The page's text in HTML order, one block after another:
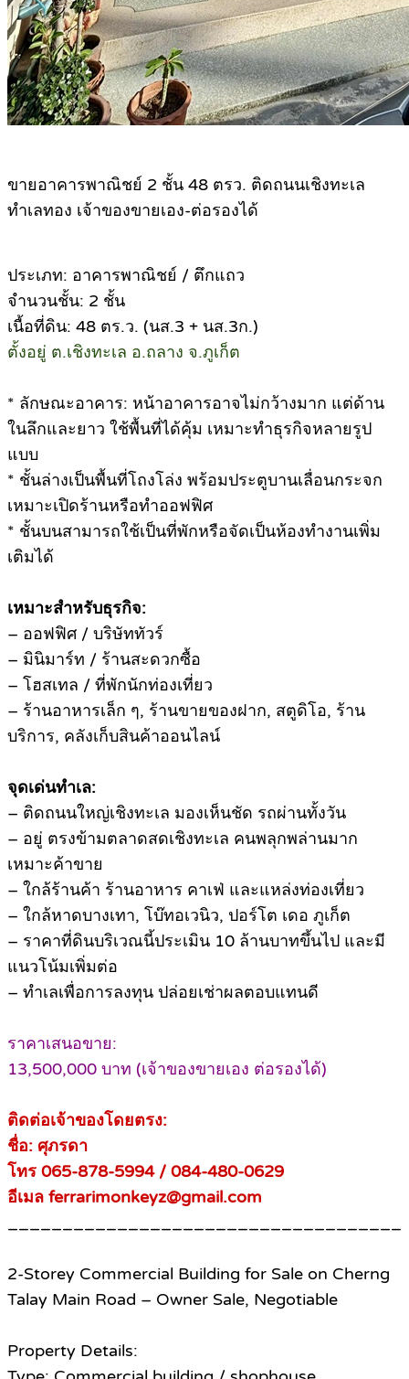
ขายอาคารพาณิชย์ 2 ชั้น 48 ตรว. ติดถนนเชิงทะเล
ทำเลทอง เจ้าของขายเอง-ต่อรองได้
ประเภท: อาคารพาณิชย์ / ตึกแถว
จำนวนชั้น: 2 ชั้น
เนื้อที่ดิน: 48 ตร.ว. (นส.3 + นส.3ก.)
ตั้งอยู่ ต.เชิงทะเล อ.ถลาง จ.ภูเก็ต
* ลักษณะอาคาร: หน้าอาคารอาจไม่กว้างมาก แต่ด้าน
ในลึกและยาว ใช้พื้นที่ได้คุ้ม เหมาะทำธุรกิจหลายรูป
แบบ
* ชั้นล่างเป็นพื้นที่โถงโล่ง พร้อมประตูบานเลื่อนกระจก
เหมาะเปิดร้านหรือทำออฟฟิศ
* ชั้นบนสามารถใช้เป็นที่พักหรือจัดเป็นห้องทำงานเพิ่ม
เติมได้
เหมาะสำหรับธุรกิจ:
– ออฟฟิศ / บริษัททัวร์
– มินิมาร์ท / ร้านสะดวกซื้อ
– โฮสเทล / ที่พักนักท่องเที่ยว
– ร้านอาหารเล็ก ๆ, ร้านขายของฝาก, สตูดิโอ, ร้าน
บริการ, คลังเก็บสินค้าออนไลน์
จุดเด่นทำเล:
– ติดถนนใหญ่เชิงทะเล มองเห็นชัด รถผ่านทั้งวัน
– อยู่ ตรงข้ามตลาดสดเชิงทะเล คนพลุกพล่านมาก
เหมาะค้าขาย
– ใกล้ร้านค้า ร้านอาหาร คาเฟ่ และแหล่งท่องเที่ยว
– ใกล้หาดบางเทา, โบ๊ทอเวนิว, ปอร์โต เดอ ภูเก็ต
– ราคาที่ดินบริเวณนี้ประเมิน 10 ล้านบาทขึ้นไป และมี
แนวโน้มเพิ่มต่อ
– ทำเลเพื่อการลงทุน ปล่อยเช่าผลตอบแทนดี
ราคาเสนอขาย:
13,500,000 บาท (เจ้าของขายเอง ต่อรองได้)
ติดต่อเจ้าของโดยตรง:
ชื่อ: ศุภรดา
โทร 065-878-5994 / 084-480-0629
อีเมล ferrarimonkeyz@gmail.com
2-Storey Commercial Building for Sale on Cherng
Talay Main Road – Owner Sale, Negotiable
Property Details: